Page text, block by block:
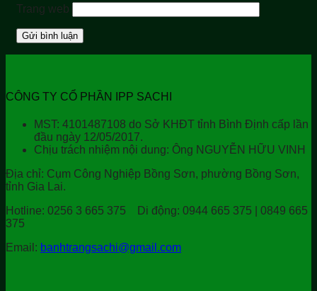
Trang web
CÔNG TY CỔ PHẦN IPP SACHI
MST: 4101487108 do Sở KHĐT tỉnh Bình Định cấp lần
đầu ngày 12/05/2017.
Chịu trách nhiệm nội dung: Ông NGUYỄN HỮU VINH
Địa chỉ: Cụm Công Nghiệp Bồng Sơn, phường Bồng Sơn,
tỉnh Gia Lai.
Hotline: 0256 3 665 375 Di động: 0944 665 375 | 0849 665
375
Email: banhtrangsachi@gmail.com